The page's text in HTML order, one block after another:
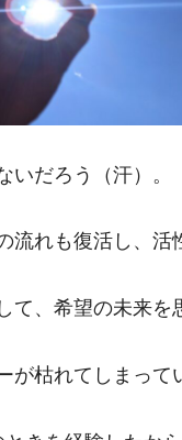
いだろう（汗）。
流れも復活し、活
て、希望の未来を
が枯れてしまって